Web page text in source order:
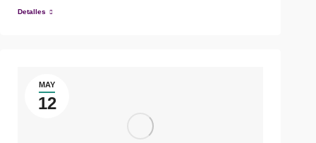
Detalles
MAY
12